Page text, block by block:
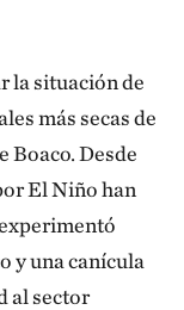
la situación de
más secas de
Boaco. Desde
El Niño han
y una canícula
al sector